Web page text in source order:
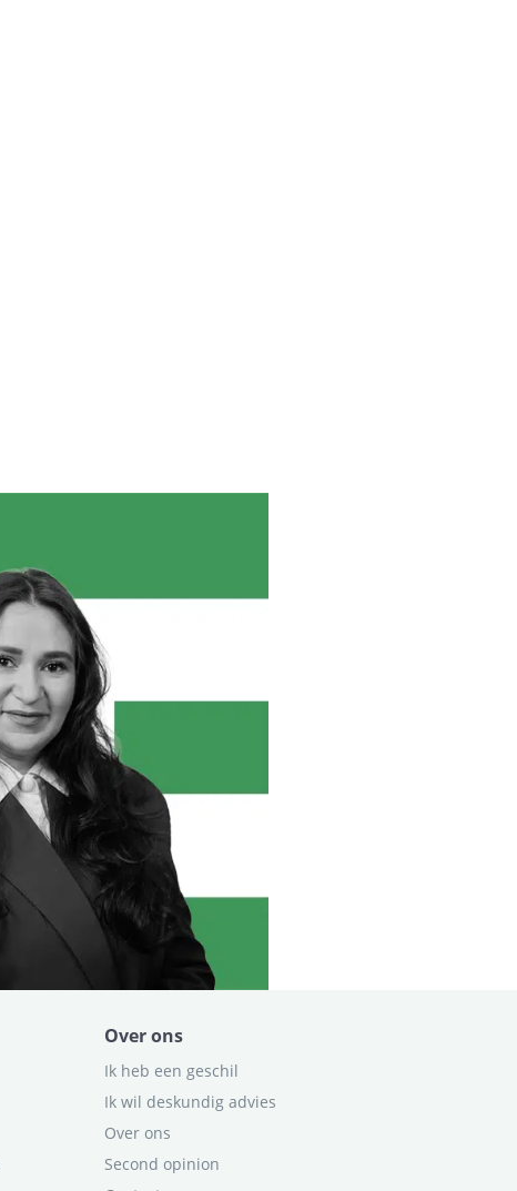
Over ons
Ik heb een geschil
Ik wil deskundig advies
Over ons
Second opinion